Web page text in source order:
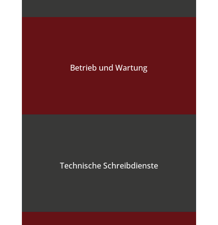
Betrieb und Wartung
Technische Schreibdienste